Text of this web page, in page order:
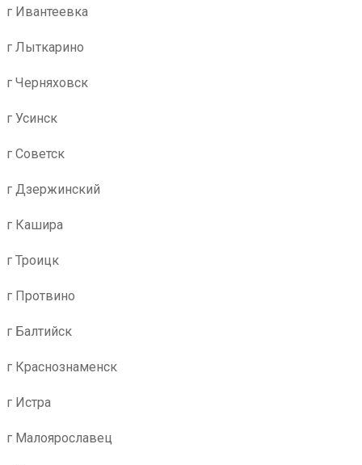
г Ивантеевка
г Лыткарино
г Черняховск
г Усинск
г Советск
г Дзержинский
г Кашира
г Троицк
г Протвино
г Балтийск
г Краснознаменск
г Истра
г Малоярославец